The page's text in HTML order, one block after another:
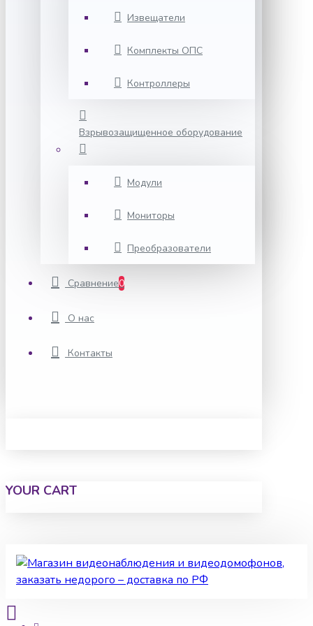
Извещатели
Комплекты ОПС
Контроллеры
Взрывозащищенное оборудование
Модули
Мониторы
Преобразователи
Сравнение0
О нас
Контакты
YOUR CART